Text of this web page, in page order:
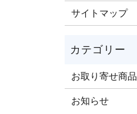
サイトマップ
お取り寄せ商品
お知らせ